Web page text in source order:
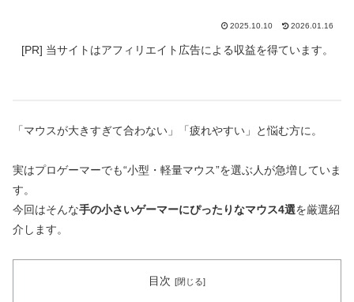
2025.10.10 2026.01.16
[PR] 当サイトはアフィリエイト広告による収益を得ています。
「マウスが大きすぎて合わない」「疲れやすい」と悩む方に。
実はプロゲーマーでも“小型・軽量マウス”を選ぶ人が急増していま
す。
今回はそんな手の小さいゲーマーにぴったりなマウス4選を厳選紹
介します。
目次